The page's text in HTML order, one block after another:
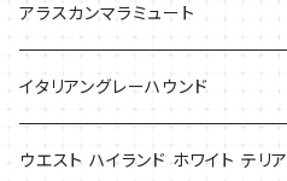
バッグ
Tシャツ
アラスカンマラミュート
Tシャツ
バッグ
イタリアングレーハウンド
ケース
ウエスト ハイランド ホワイト テリア